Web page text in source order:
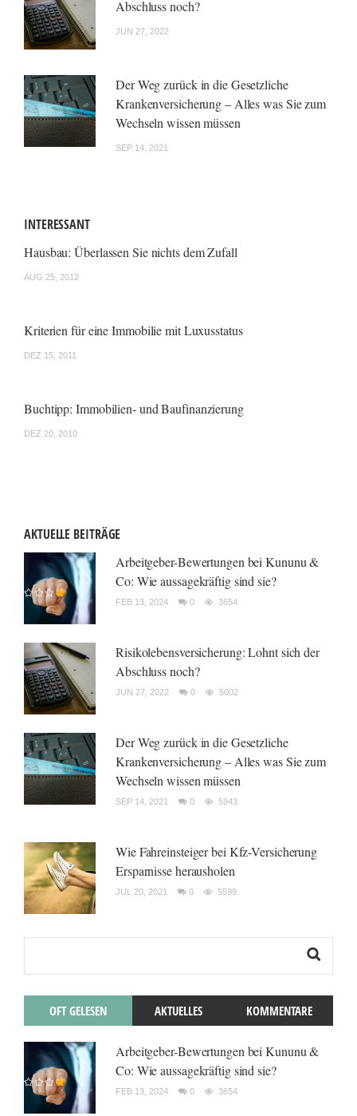
Abschluss noch?
JUN 27, 2022
Der Weg zurück in die Gesetzliche
Krankenversicherung – Alles was Sie zum
Wechseln wissen müssen
SEP 14, 2021
INTERESSANT
Hausbau: Überlassen Sie nichts dem Zufall
AUG 25, 2012
Kriterien für eine Immobilie mit Luxusstatus
DEZ 15, 2011
Buchtipp: Immobilien- und Baufinanzierung
DEZ 20, 2010
AKTUELLE BEITRÄGE
Arbeitgeber-Bewertungen bei Kununu &
Co: Wie aussagekräftig sind sie?
FEB 13, 2024 0 3654
Risikolebensversicherung: Lohnt sich der
Abschluss noch?
JUN 27, 2022 0 5002
Der Weg zurück in die Gesetzliche
Krankenversicherung – Alles was Sie zum
Wechseln wissen müssen
SEP 14, 2021 0 5943
Wie Fahreinsteiger bei Kfz-Versicherung
Ersparnisse herausholen
JUL 20, 2021 0 5599
OFT GELESEN AKTUELLES KOMMENTARE
Arbeitgeber-Bewertungen bei Kununu &
Co: Wie aussagekräftig sind sie?
FEB 13, 2024 0 3654